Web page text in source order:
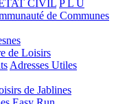
CIVIL P L U
de Communes
de Loisirs
Adresses Utiles
de Jablines